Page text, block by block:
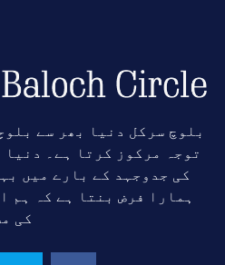
بلوچ سرکل دنیا بھر سے
توجہ مرکوز کرتا ہے۔
کی جدوجہد کے بارے میں
ہمارا فرض بنتا ہے کہ ہم
کی